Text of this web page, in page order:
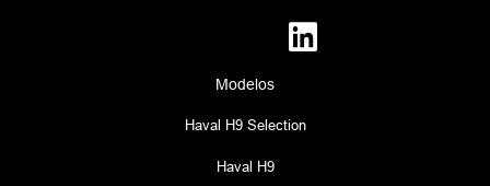
Modelos
Haval H9 Selection
Haval H9